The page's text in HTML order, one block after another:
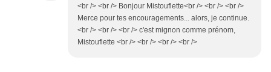
<br /> <br /> Bonjour Mistouflette<br /> <br /> <br />
Merce pour tes encouragements... alors, je continue.
<br /> <br /> <br /> c'est mignon comme prénom,
Mistouflette <br /> <br /> <br /> <br />